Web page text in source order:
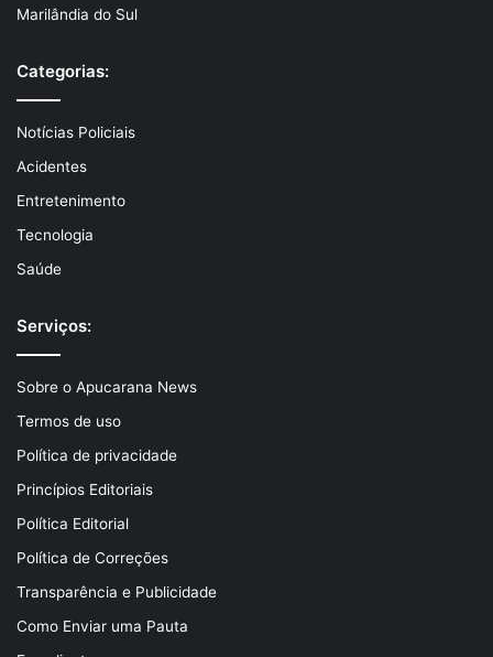
Marilândia do Sul
Categorias:
Notícias Policiais
Acidentes
Entretenimento
Tecnologia
Saúde
Serviços:
Sobre o Apucarana News
Termos de uso
Política de privacidade
Princípios Editoriais
Política Editorial
Política de Correções
Transparência e Publicidade
Como Enviar uma Pauta